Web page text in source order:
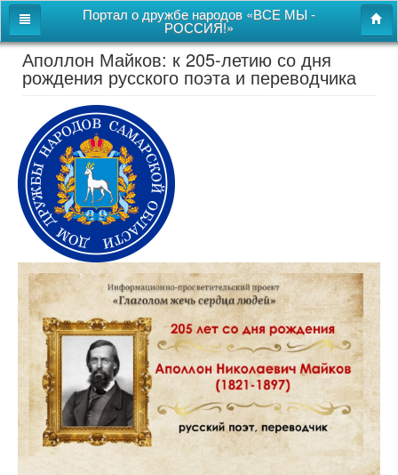
Портал о дружбе народов «ВСЕ МЫ -
РОССИЯ!»
Главная
Новости
СВОи
Этнокультурная карта
Казачий центр
Детям
Видео
Поиск
Карта сайта
Перейти к полной
версии сайта
Аполлон Майков: к 205-летию со дня
рождения русского поэта и переводчика